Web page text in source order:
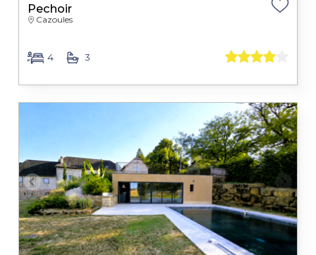
Pechoir
Cazoules
4 3